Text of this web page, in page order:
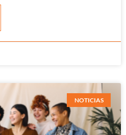
NOTICIAS